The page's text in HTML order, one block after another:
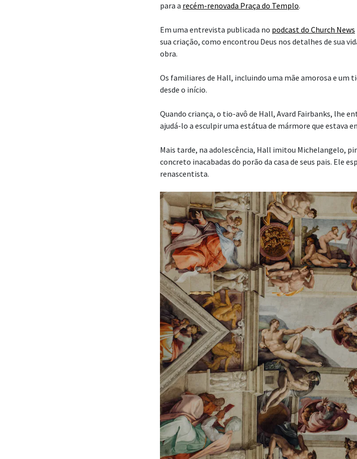
para a recém-renovada Praça do Templo.
Em uma entrevista publicada no podcast do Church News
sua criação, como encontrou Deus nos detalhes de sua
obra.
Os familiares de Hall, incluindo uma mãe amorosa e
desde o início.
Quando criança, o tio-avô de Hall, Avard Fairbanks, lhe
ajudá-lo a esculpir uma estátua de mármore que estava
Mais tarde, na adolescência, Hall imitou Michelangelo,
concreto inacabadas do porão da casa de seus pais. Ele
renascentista.